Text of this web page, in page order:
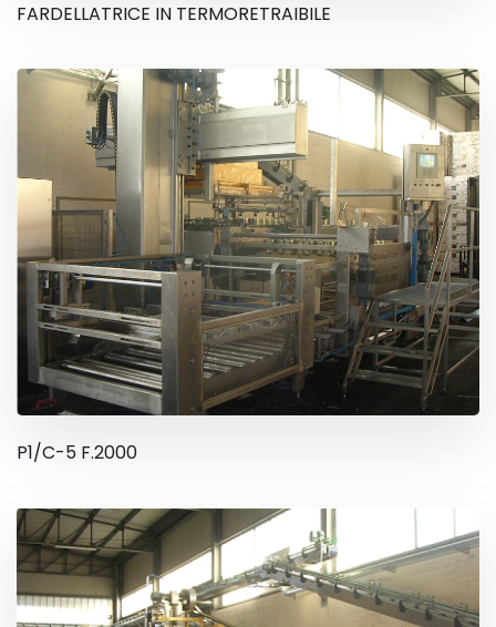
FARDELLATRICE IN TERMORETRAIBILE
P1/C-5 F.2000